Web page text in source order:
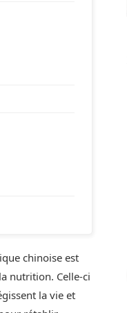
chinoise est
nutrition. Celle-ci
la vie et